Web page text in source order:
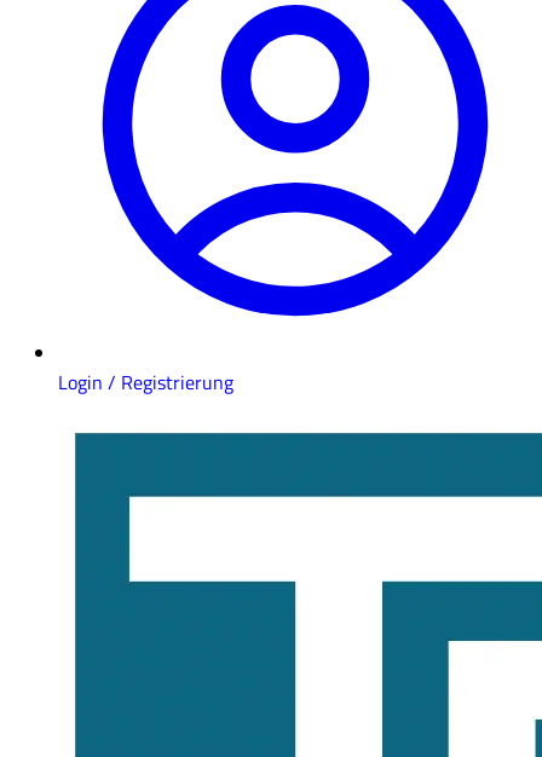
Login / Registrierung